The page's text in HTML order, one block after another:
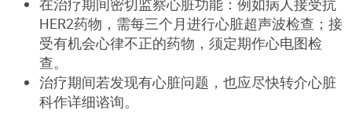
在治疗期间密切监察心脏功能：例如病人接受抗
HER2药物，需每三个月进行心脏超声波检查；接
受有机会心律不正的药物，须定期作心电图检
查。
治疗期间若发现有心脏问题，也应尽快转介心脏
科作详细谘询。